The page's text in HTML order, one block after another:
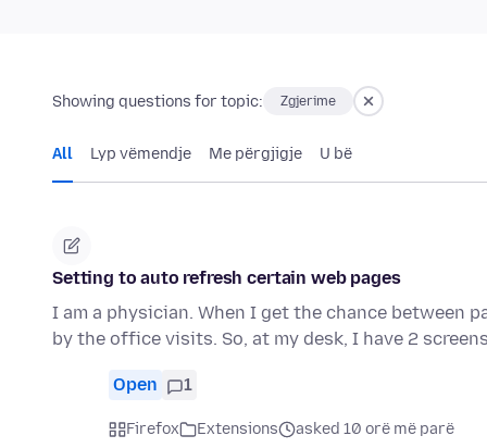
Showing questions for topic: Zgjerime
All Lyp vëmendje Me përgjigje U bë
Setting to auto refresh certain web pages
I am a physician. When I get the chance
by the office visits. So, at my desk, I have 2
Open 1
Firefox Extensions asked 10 orë më parë